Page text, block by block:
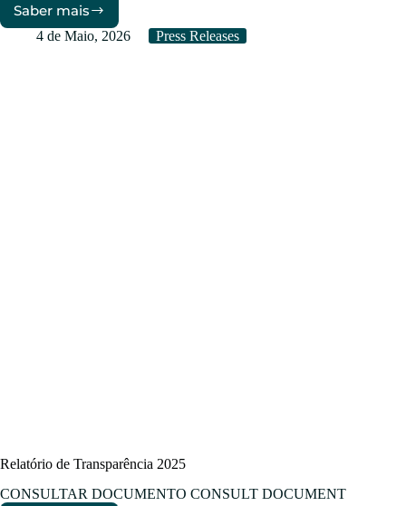
Saber mais
CFA
reforça
4 de Maio, 2026 Press Releases
Relatório de Transparência 2025
CONSULTAR DOCUMENTO CONSULT DOCUMENT